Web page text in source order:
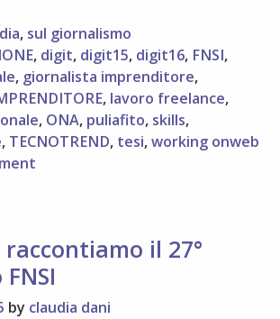
, sul giornalismo
, digit, digit15, digit16, FNSI,
, giornalista imprenditore,
, lavoro freelance,
, ONA, puliafito, skills,
, TECNOTREND, tesi,working onweb
il 27°
by claudia dani